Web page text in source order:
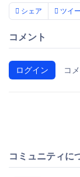
シェア ツイ
コメント
ログイン コ
コミュニティに